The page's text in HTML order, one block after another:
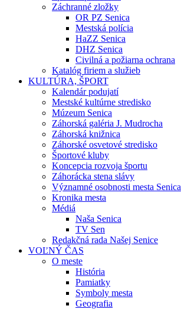
Záchranné zložky
OR PZ Senica
Mestská polícia
HaZZ Senica
DHZ Senica
Civilná a požiarna ochrana
Katalóg firiem a služieb
KULTÚRA, ŠPORT
Kalendár podujatí
Mestské kultúrne stredisko
Múzeum Senica
Záhorská galéria J. Mudrocha
Záhorská knižnica
Záhorské osvetové stredisko
Športové kluby
Koncepcia rozvoja športu
Záhorácka stena slávy
Významné osobnosti mesta Senica
Kronika mesta
Médiá
Naša Senica
TV Sen
Redakčná rada Našej Senice
VOĽNÝ ČAS
O meste
História
Pamiatky
Symboly mesta
Geografia